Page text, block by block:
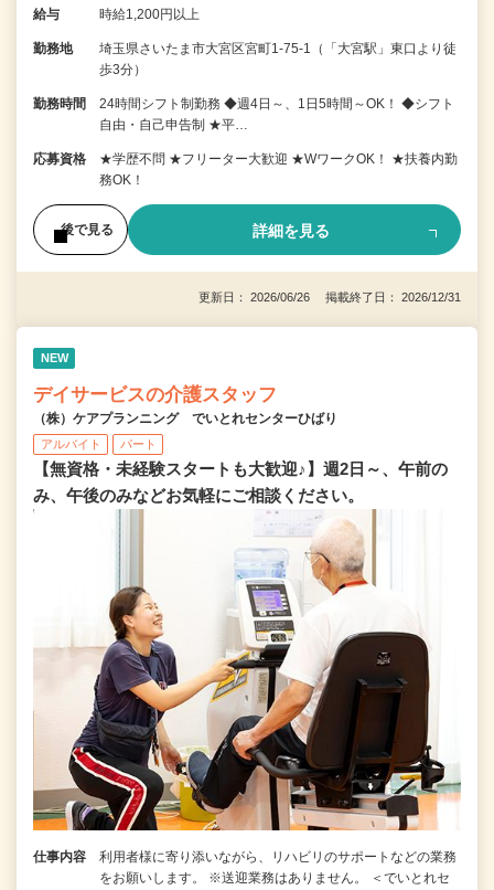
給与 時給1,200円以上
勤務地
埼玉県さいたま市大宮区宮町1-75-1（「大宮駅」東口より徒
歩3分）
勤務時間
24時間シフト制勤務 ◆週4日～、1日5時間～OK！ ◆シフト
自由・自己申告制 ★平…
応募資格
★学歴不問 ★フリーター大歓迎 ★WワークOK！ ★扶養内勤
務OK！
後で見る 詳細を見る
更新日： 2026/06/26 掲載終了日： 2026/12/31
NEW
デイサービスの介護スタッフ
（株）ケアプランニング でいとれセンターひばり
アルバイト パート
【無資格・未経験スタートも大歓迎♪】週2日～、午前の
み、午後のみなどお気軽にご相談ください。
仕事内容
利用者様に寄り添いながら、リハビリのサポートなどの業務
をお願いします。 ※送迎業務はありません。 ＜でいとれセ